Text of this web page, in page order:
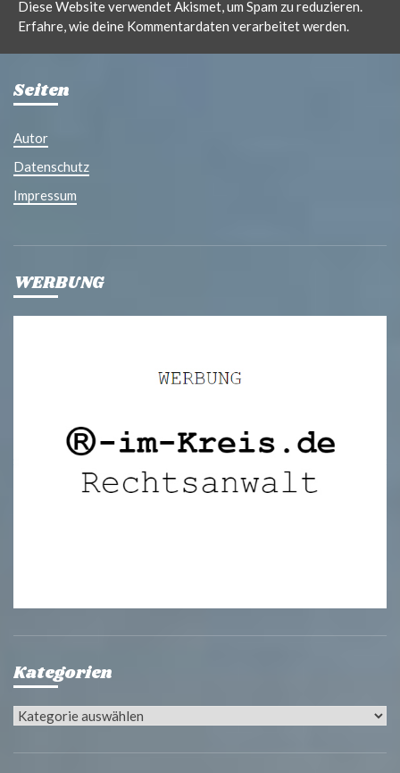
Diese Website verwendet Akismet, um Spam zu reduzieren.
Erfahre, wie deine Kommentardaten verarbeitet werden.
Seiten
Autor
Datenschutz
Impressum
WERBUNG
Kategorien
Kategorien